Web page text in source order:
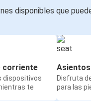
disponibles que
corriente
dispositivos
te
Disfruta
para las